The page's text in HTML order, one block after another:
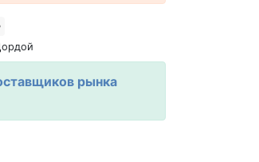
рынка